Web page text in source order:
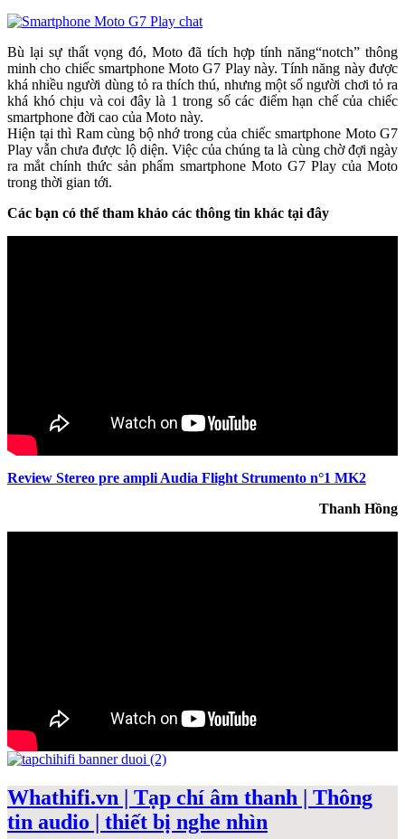
Bù lại sự thất vọng đó, Moto đã tích hợp tính năng“notch” thông
minh cho chiếc smartphone Moto G7 Play này. Tính năng này được
khá nhiều người dùng tỏ ra thích thú, nhưng một số người chơi tỏ ra
khá khó chịu và coi đây là 1 trong số các điểm hạn chế của chiếc
smartphone đời cao của Moto này.
Hiện tại thì Ram cùng bộ nhớ trong của chiếc smartphone Moto G7
Play vẫn chưa được lộ diện. Việc của chúng ta là cùng chờ đợi ngày
ra mắt chính thức sản phẩm smartphone Moto G7 Play của Moto
trong thời gian tới.
Các bạn có thể tham khảo các thông tin khác tại đây
Review Stereo pre ampli Audia Flight Strumento n°1 MK2
Thanh Hồng
Whathifi.vn | Tạp chí âm thanh | Thông
tin audio | thiết bị nghe nhìn